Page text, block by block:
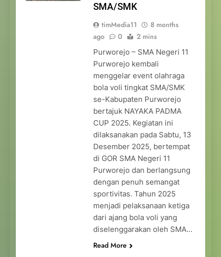
SMA/SMK
timMedia11
8 months
ago
0 2 mins
Purworejo – SMA Negeri 11
Purworejo kembali
menggelar event olahraga
bola voli tingkat SMA/SMK
se-Kabupaten Purworejo
bertajuk NAYAKA PADMA
CUP 2025. Kegiatan ini
dilaksanakan pada Sabtu, 13
Desember 2025, bertempat
di GOR SMA Negeri 11
Purworejo dan berlangsung
dengan penuh semangat
sportivitas. Tahun 2025
menjadi pelaksanaan ketiga
dari ajang bola voli yang
diselenggarakan oleh SMA…
Read More